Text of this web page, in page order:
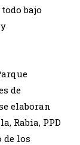
bajo
de
elaboran
Rabia, PPD
los